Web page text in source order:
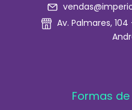
Av. Palmares,
Formas